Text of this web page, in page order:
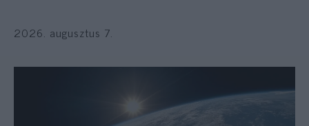
2026. augusztus 7.